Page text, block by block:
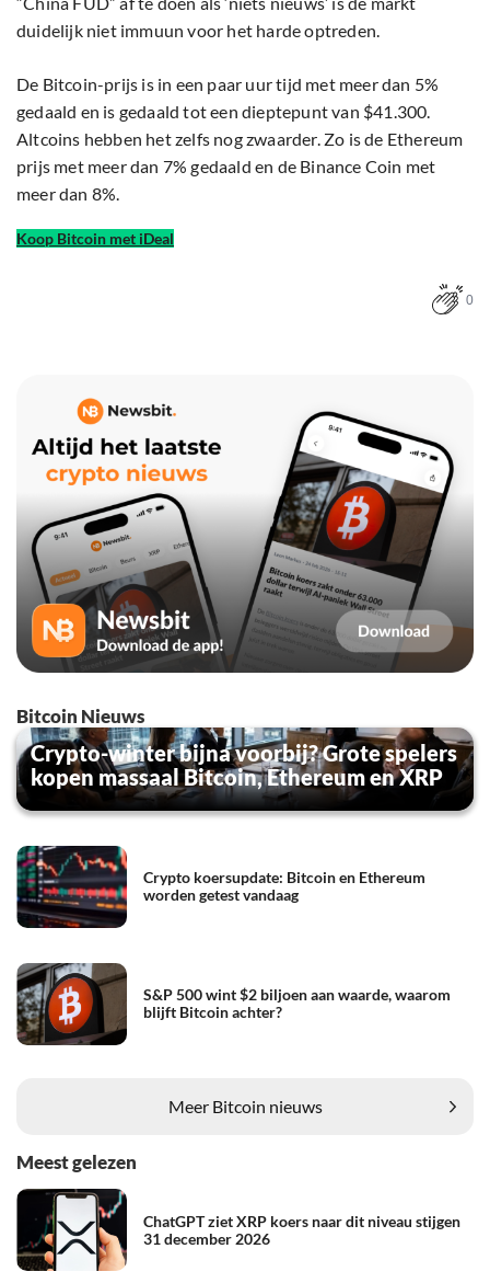
duidelijk niet immuun voor het harde optreden.
De Bitcoin-prijs is in een paar uur tijd met meer dan 5%
gedaald en is gedaald tot een dieptepunt van $41.300.
Altcoins hebben het zelfs nog zwaarder. Zo is de Ethereum
prijs met meer dan 7% gedaald en de Binance Coin met
meer dan 8%.
Koop Bitcoin met iDeal
0
Bitcoin Nieuws
Crypto-winter bijna voorbij? Grote spelers
kopen massaal Bitcoin, Ethereum en XRP
Crypto koersupdate: Bitcoin en Ethereum
worden getest vandaag
S&P 500 wint $2 biljoen aan waarde, waarom
blijft Bitcoin achter?
Meer Bitcoin nieuws
Meest gelezen
ChatGPT ziet XRP koers naar dit niveau stijgen
31 december 2026